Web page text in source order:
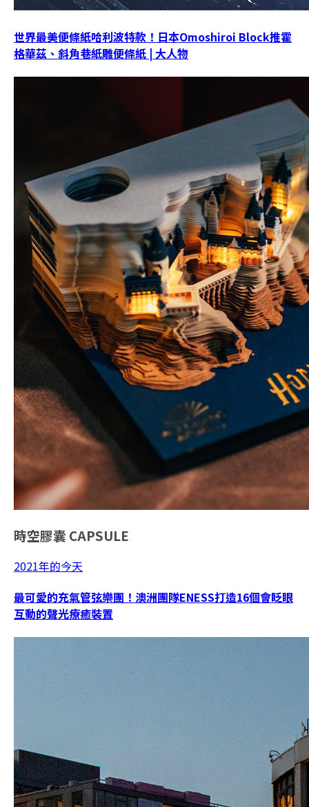
世界最美便條紙哈利波特款！日本Omoshiroi Block推霍
格華茲、斜角巷紙雕便條紙 | 大人物
時空膠囊 CAPSULE
2021年的今天
最可愛的充氣管弦樂團！澳洲團隊ENESS打造16個會眨眼
互動的聲光療癒裝置